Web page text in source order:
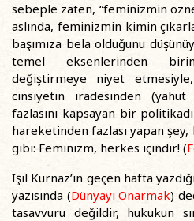
sebeple zaten, “feminizmin
aslında, feminizmin kimin
başımıza bela olduğunu
temel eksenlerinden
değiştirmeye niyet
cinsiyetin iradesinden (yahut
fazlasını kapsayan bir
hareketinden fazlası yapan
gibi: Feminizm, herkes içindir! (
Işıl Kurnaz’ın geçen hafta
yazısında (Dünyayı Onarmak)
tasavvuru değildir, hukukun